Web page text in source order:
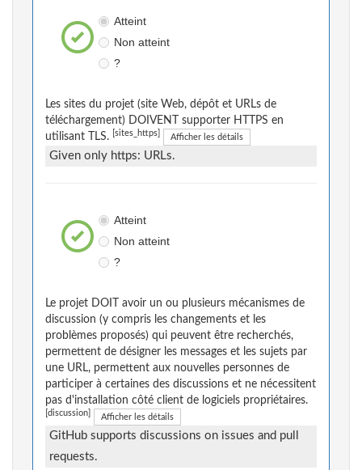
Atteint
Non atteint
?
Les sites du projet (site Web, dépôt et URLs de
téléchargement) DOIVENT supporter HTTPS en
utilisant TLS.
[sites_https] Afficher les détails
Given only https: URLs.
Atteint
Non atteint
?
Le projet DOIT avoir un ou plusieurs mécanismes de
discussion (y compris les changements et les
problèmes proposés) qui peuvent être recherchés,
permettent de désigner les messages et les sujets par
une URL, permettent aux nouvelles personnes de
participer à certaines des discussions et ne nécessitent
pas d'installation côté client de logiciels propriétaires.
[discussion] Afficher les détails
GitHub supports discussions on issues and pull
requests.